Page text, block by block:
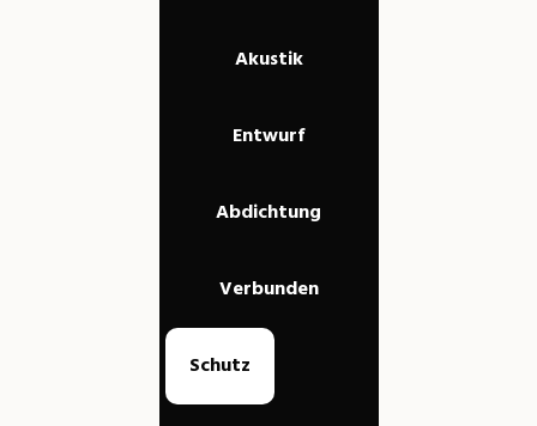
Akustik
Entwurf
Abdichtung
Verbunden
Schutz